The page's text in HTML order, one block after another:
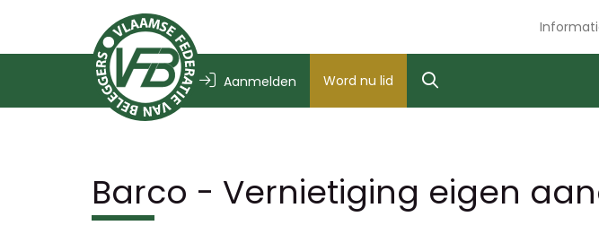
Aanmelden Word nu lid
Barco - Vernietiging eigen